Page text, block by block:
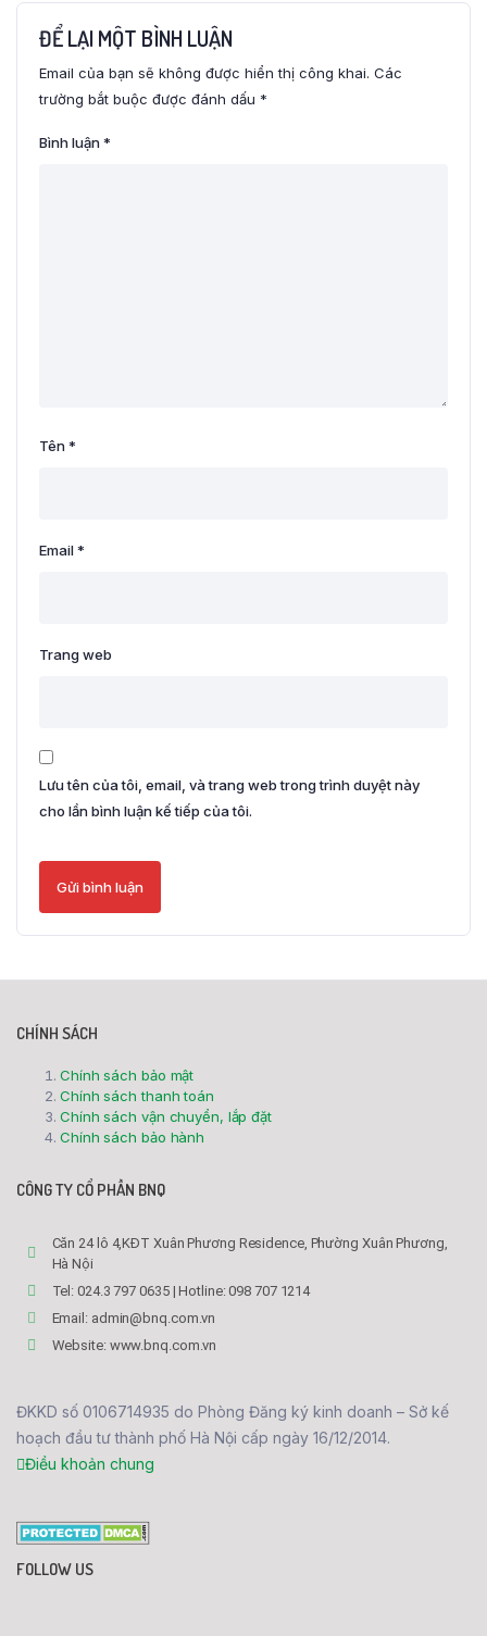
ĐỂ LẠI MỘT BÌNH LUẬN
Email của bạn sẽ không được hiển thị công khai. Các
trường bắt buộc được đánh dấu *
Bình luận*
Tên*
Email*
Trang web
Lưu tên của tôi, email, và trang web trong trình duyệt này
cho lần bình luận kế tiếp của tôi.
CHÍNH SÁCH
Chính sách bảo mật
Chính sách thanh toán
Chính sách vận chuyển, lắp đặt
Chính sách bảo hành
CÔNG TY CỔ PHẦN BNQ
Căn 24 lô 4,KĐT Xuân Phương Residence, Phường Xuân Phương,
Hà Nội
Tel: 024.3 797 0635 | Hotline: 098 707 1214
Email: admin@bnq.com.vn
Website: www.bnq.com.vn
ĐKKD số 0106714935 do Phòng Đăng ký kinh doanh – Sở kế
hoạch đầu tư thành phố Hà Nội cấp ngày 16/12/2014.
Điều khoản chung
FOLLOW US